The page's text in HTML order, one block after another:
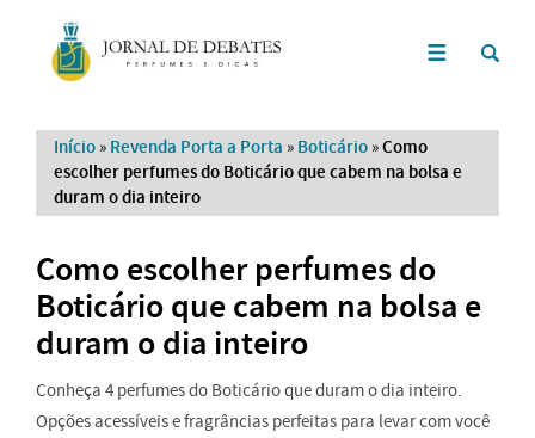
Início » Revenda Porta a Porta » Boticário »Como
escolher perfumes do Boticário que cabem na bolsa e
duram o dia inteiro
Como escolher perfumes do
Boticário que cabem na bolsa e
duram o dia inteiro
Conheça 4 perfumes do Boticário que duram o dia inteiro.
Opções acessíveis e fragrâncias perfeitas para levar com você